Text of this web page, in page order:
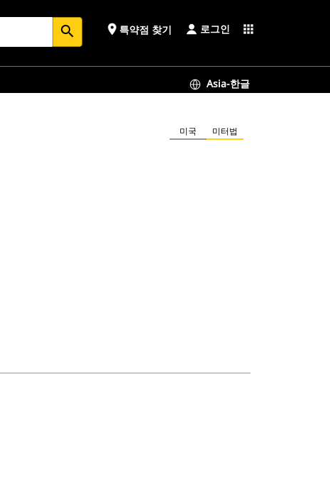
search place 특약점 찾기 로그인 apps
Asia-한글
미국 미터법